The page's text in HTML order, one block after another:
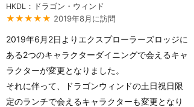
HKDL：ドラゴン・ウィンド
★★★★★ 2019年8月に訪問
2019年6月2日よりエクスプローラーズロッジに
ある2つのキャラクターダイニングで会えるキャ
ラクターが変更となりました。
それに伴って、ドラゴンウィンドの土日祝日限
定のランチで会えるキャラクターも変更となり